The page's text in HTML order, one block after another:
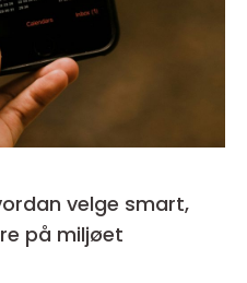
på miljøet